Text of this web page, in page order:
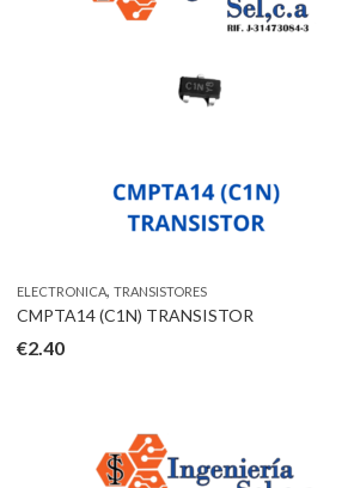
ELECTRONICA, TRANSISTORES
CMPTA14 (C1N) TRANSISTOR
€2.40